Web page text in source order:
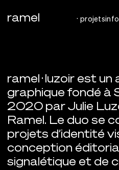
aller au
ramel projets
ramel · luzoir
ramel · luzoir est
graphique fondé à
2020 par Julie
Ramel. Le duo se
projets d’identité
conception
signalétique et de